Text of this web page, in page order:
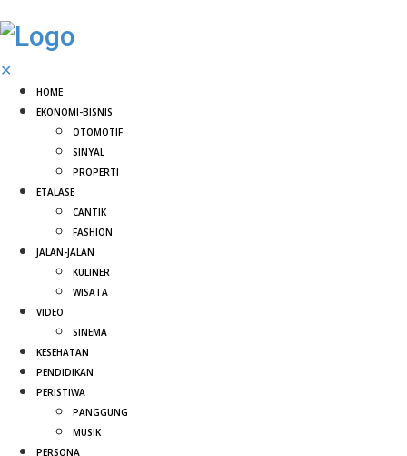
✕
HOME
EKONOMI-BISNIS
OTOMOTIF
SINYAL
PROPERTI
ETALASE
CANTIK
FASHION
JALAN-JALAN
KULINER
WISATA
VIDEO
SINEMA
KESEHATAN
PENDIDIKAN
PERISTIWA
PANGGUNG
MUSIK
PERSONA